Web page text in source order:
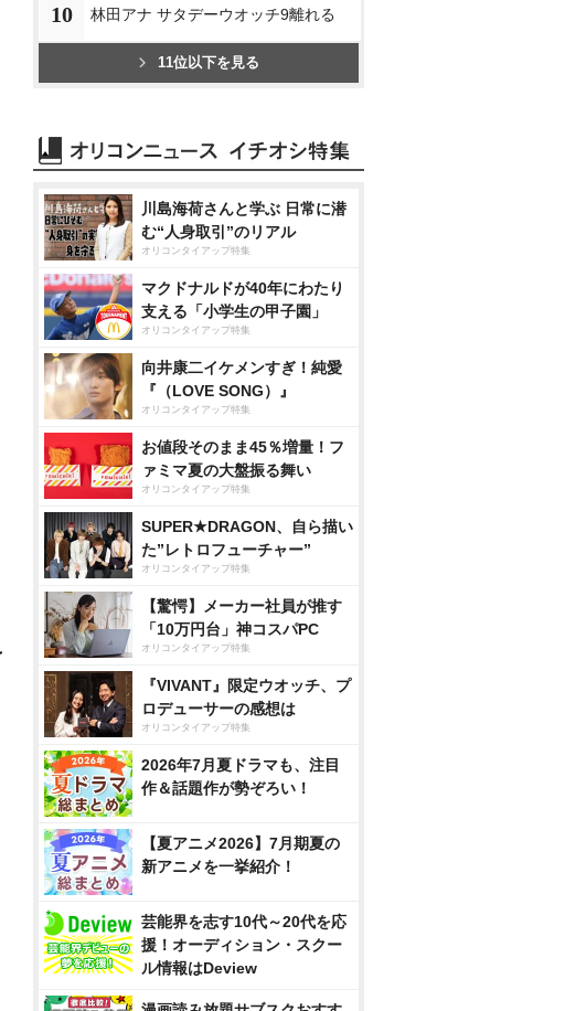
10 林田アナ サタデーウオッチ9離れる
11位以下を見る
川島海荷さんと学ぶ 日常に潜
む“人身取引”のリアル
オリコンタイアップ特集
マクドナルドが40年にわたり
支える「小学生の甲子園」
オリコンタイアップ特集
向井康二イケメンすぎ！純愛
『（LOVE SONG）』
オリコンタイアップ特集
お値段そのまま45％増量！フ
ァミマ夏の大盤振る舞い
オリコンタイアップ特集
SUPER★DRAGON、自ら描い
た”レトロフューチャー”
オリコンタイアップ特集
【驚愕】メーカー社員が推す
「10万円台」神コスパPC
オリコンタイアップ特集
『VIVANT』限定ウオッチ、プ
ロデューサーの感想は
オリコンタイアップ特集
2026年7月夏ドラマも、注目
作＆話題作が勢ぞろい！
【夏アニメ2026】7月期夏の
新アニメを一挙紹介！
芸能界を志す10代～20代を応
援！オーディション・スクー
ル情報はDeview